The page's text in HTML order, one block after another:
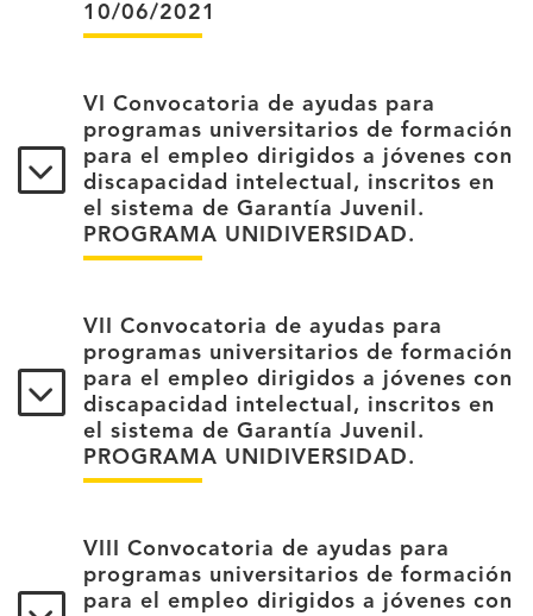
10/06/2021
VI Convocatoria de ayudas para
programas universitarios de formación
para el empleo dirigidos a jóvenes con
discapacidad intelectual, inscritos en
el sistema de Garantía Juvenil.
PROGRAMA UNIDIVERSIDAD.
VII Convocatoria de ayudas para
programas universitarios de formación
para el empleo dirigidos a jóvenes con
discapacidad intelectual, inscritos en
el sistema de Garantía Juvenil.
PROGRAMA UNIDIVERSIDAD.
VIII Convocatoria de ayudas para
programas universitarios de formación
para el empleo dirigidos a jóvenes con